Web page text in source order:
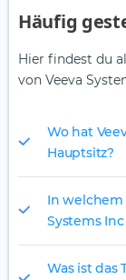
Häufig
Hier findest du
von Veeva
Wo hat
Hauptsitz?
In welchem
Systems Inc
Was ist das